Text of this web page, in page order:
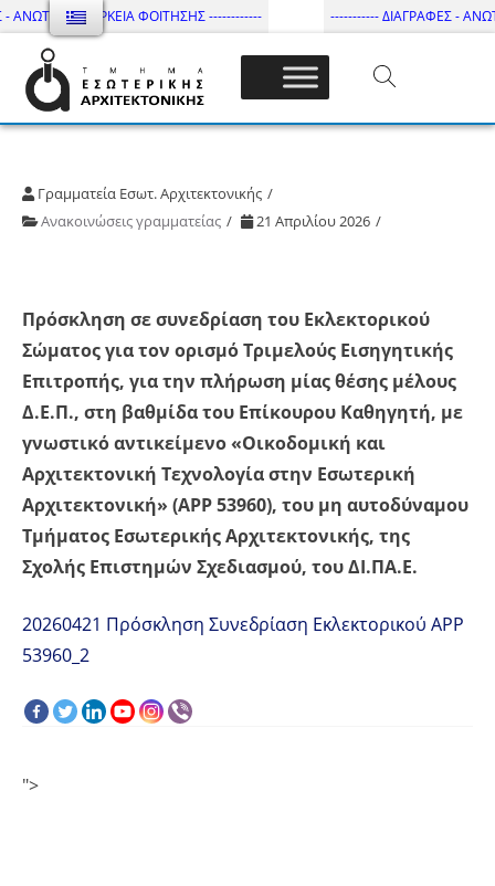
ΔΙΑΡΚΕΙΑ ΦΟΙΤΗΣΗΣ ------------ ----------- ΔΙΑΓΡΑΦΕΣ -
Τμήμα Εσωτ. Αρχιτεκτονικής – ΔΙ.ΠΑ.Ε
Γραμματεία Εσωτ. Αρχιτεκτονικής
Ανακοινώσεις γραμματείας
21 Απριλίου 2026
Πρόσκληση σε συνεδρίαση του Εκλεκτορικού
Σώματος για τον ορισμό Τριμελούς Εισηγητικής
Επιτροπής, για την πλήρωση μίας θέσης μέλους
Δ.Ε.Π., στη βαθμίδα του Επίκουρου Καθηγητή, με
γνωστικό αντικείμενο «Οικοδομική και
Αρχιτεκτονική Τεχνολογία στην Εσωτερική
Αρχιτεκτονική» (APP 53960), του μη αυτοδύναμου
Τμήματος Εσωτερικής Αρχιτεκτονικής, της
Σχολής Επιστημών Σχεδιασμού, του ΔΙ.ΠΑ.Ε.
20260421 Πρόσκληση Συνεδρίαση Εκλεκτορικού ΑΡΡ
53960_2
">